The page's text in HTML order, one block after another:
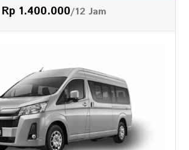
Rp 1.400.000/12 Jam